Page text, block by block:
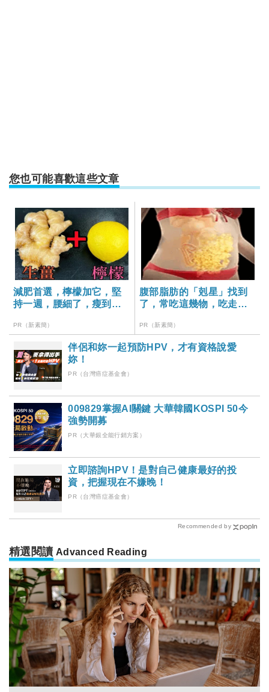
您也可能喜歡這些文章
減肥首選，檸檬加它，堅
持一週，腰細了，瘦到你
PR（新素簡）
腹部脂肪的「剋星」找到
了，常吃這幾物，吃走大
PR（新素簡）
伴侶和妳一起預防HPV，才有資格說愛
妳！
PR（台灣癌症基金會）
009829掌握AI關鍵 大華韓國KOSPI 50今
強勢開募
PR（大華銀全能行銷方案）
立即諮詢HPV！是對自己健康最好的投
資，把握現在不嫌晚！
PR（台灣癌症基金會）
Recommended by
精選閱讀 Advanced Reading